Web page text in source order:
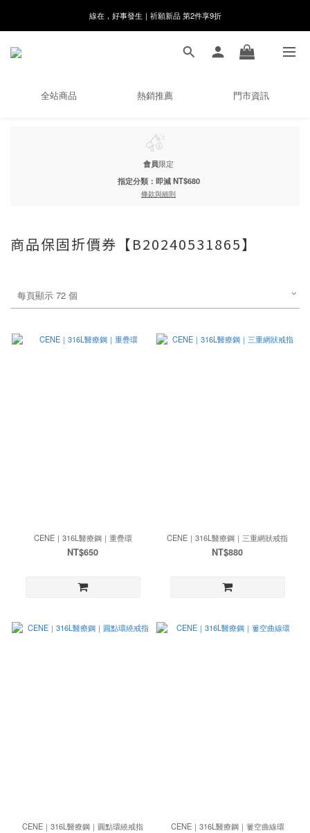
8月月初限定｜指定分類滿件88折！
全站商品 熱銷推薦 門市資訊
會員限定
指定分類：即減 NT$680
條款與細則
商品保固折價券【B20240531865】
每頁顯示 72 個
CENE｜316L醫療鋼｜重疊環
NT$650
CENE｜316L醫療鋼｜三重網狀戒指
NT$880
CENE｜316L醫療鋼｜圓點環繞戒指 CENE｜316L醫療鋼｜簍空曲線環